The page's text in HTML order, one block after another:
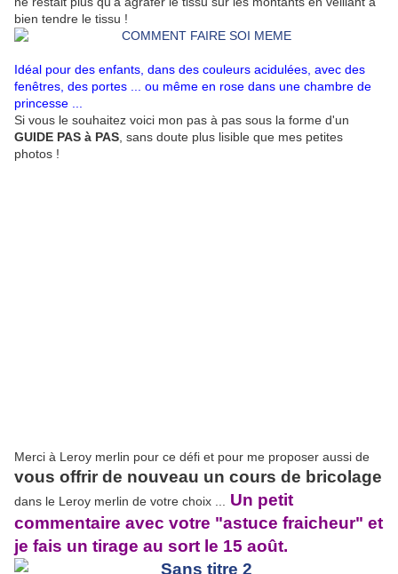
bien tendre le tissu !
Idéal pour des enfants, dans des couleurs acidulées, avec des
fenêtres, des portes ... ou même en rose dans une chambre de
princesse ...
Si vous le souhaitez voici mon pas à pas sous la forme d'un
GUIDE PAS à PAS , sans doute plus lisible que mes petites
photos !
Merci à Leroy merlin pour ce défi et pour me proposer aussi de
vous offrir de nouveau un cours de bricolage
dans le Leroy merlin de votre choix ...
Un petit
commentaire avec votre "astuce fraicheur" et
je fais un tirage au sort le 15 août.